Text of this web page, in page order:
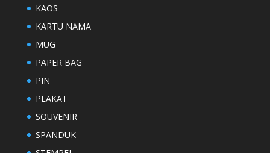
KAOS
KARTU NAMA
MUG
PAPER BAG
PIN
PLAKAT
SOUVENIR
SPANDUK